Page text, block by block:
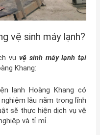
vệ sinh máy lạnh?
vụ vệ sinh máy lạnh tại
Khang:
lạnh Hoàng Khang có
lâu năm trong lĩnh
sẽ thực hiện dịch vụ vệ
và tỉ mỉ.